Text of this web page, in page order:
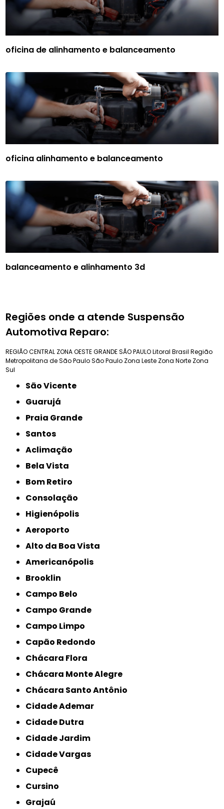
oficina de alinhamento e balanceamento
oficina alinhamento e balanceamento
balanceamento e alinhamento 3d
Regiões onde a atende Suspensão
Automotiva Reparo:
REGIÃO CENTRAL ZONA OESTEGRANDE SÃO PAULOLitoral Brasil Região
Metropolitana de São PauloSão Paulo Zona Leste Zona Norte Zona
Sul
São Vicente
Guarujá
Praia Grande
Santos
Aclimação
Bela Vista
Bom Retiro
Consolação
Higienópolis
Aeroporto
Alto da Boa Vista
Americanópolis
Brooklin
Campo Belo
Campo Grande
Campo Limpo
Capão Redondo
Chácara Flora
Chácara Monte Alegre
Chácara Santo Antônio
Cidade Ademar
Cidade Dutra
Cidade Jardim
Cidade Vargas
Cupecê
Cursino
Grajaú